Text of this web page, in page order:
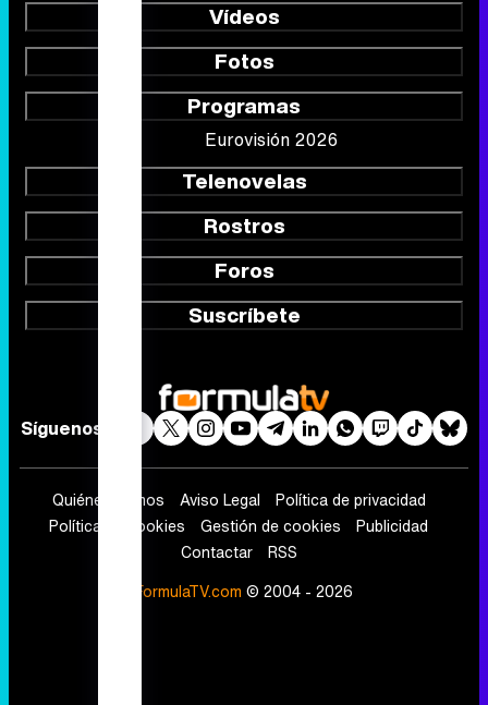
Vídeos
Fotos
Programas
Eurovisión 2026
Telenovelas
Rostros
Foros
Suscríbete
Síguenos
Quiénes somos Aviso Legal
Política de privacidad
Política de cookies
Gestión de cookies
Publicidad
Contactar
RSS
FormulaTV.com © 2004 - 2026